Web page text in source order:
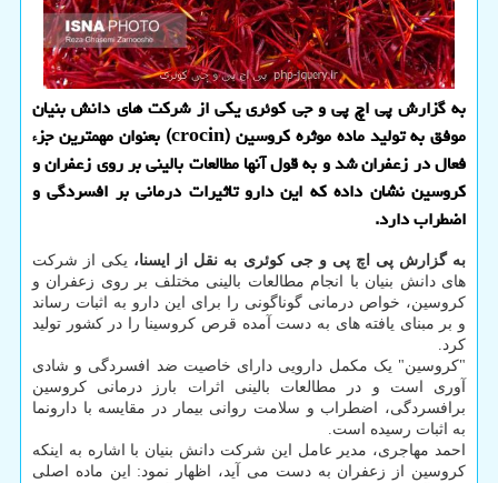
به گزارش پی اچ پی و جی كوئری یكی از شركت های دانش بنیان
موفق به تولید ماده موثره كروسین (crocin) بعنوان مهمترین جزء
فعال در زعفران شد و به قول آنها مطالعات بالینی بر روی زعفران و
كروسین نشان داده كه این دارو تاثیرات درمانی بر افسردگی و
اضطراب دارد.
به گزارش پی اچ پی و جی کوئری به نقل از ایسنا، یکی از شرکت
های دانش بنیان با انجام مطالعات بالینی مختلف بر روی زعفران و
کروسین، خواص درمانی گوناگونی را برای این دارو به اثبات رساند
و بر مبنای یافته های به دست آمده قرص کروسینا را در کشور تولید
کرد.
"کروسین" یک مکمل دارویی دارای خاصیت ضد افسردگی و شادی
آوری است و در مطالعات بالینی اثرات بارز درمانی کروسین
برافسردگی، اضطراب و سلامت روانی بیمار در مقایسه با دارونما
به اثبات رسیده است.
احمد مهاجری، مدیر عامل این شرکت دانش بنیان با اشاره به اینکه
کروسین از زعفران به دست می آید، اظهار نمود: این ماده اصلی